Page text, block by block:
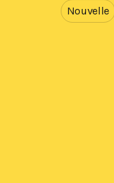
Nouvelle